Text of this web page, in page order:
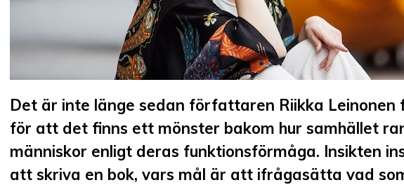
Det är inte länge sedan författaren Riikka Leinonen
för att det finns ett mönster bakom hur samhället
människor enligt deras funktionsförmåga. Insikten
att skriva en bok, vars mål är att ifrågasätta vad